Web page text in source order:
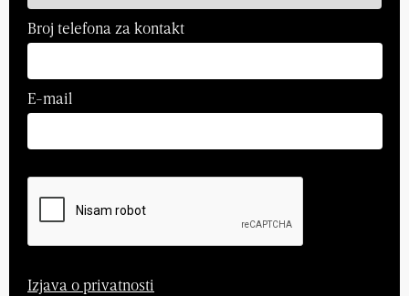
Broj telefona za kontakt
E-mail
Izjava o privatnosti